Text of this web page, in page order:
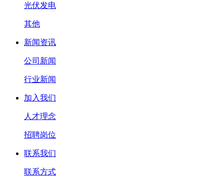
光伏发电
其他
新闻资讯
公司新闻
行业新闻
加入我们
人才理念
招聘岗位
联系我们
联系方式